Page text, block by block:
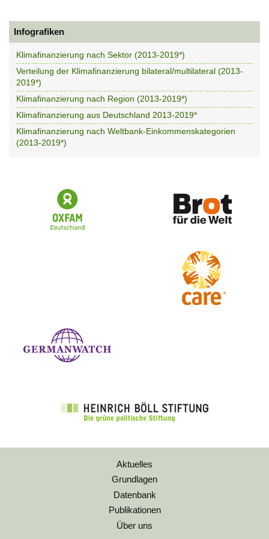
Infografiken
Klimafinanzierung nach Sektor (2013-2019*)
Verteilung der Klimafinanzierung bilateral/multilateral (2013-
2019*)
Klimafinanzierung nach Region (2013-2019*)
Klimafinanzierung aus Deutschland 2013-2019*
Klimafinanzierung nach Weltbank-Einkommenskategorien
(2013-2019*)
Aktuelles
Grundlagen
Datenbank
Publikationen
Über uns